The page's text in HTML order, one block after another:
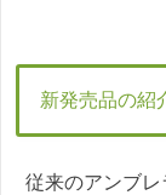
新発売品の紹
従来のアンブ